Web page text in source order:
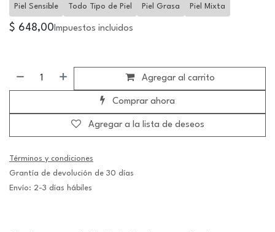
Piel Sensible Todo Tipo de Piel Piel Grasa Piel Mixta
$ 648,00Impuestos incluidos
Agregar al carrito
Comprar ahora
Agregar a la lista de deseos
Términos y condiciones
Grantía de devolución de 30 días
Envío: 2-3 días hábiles